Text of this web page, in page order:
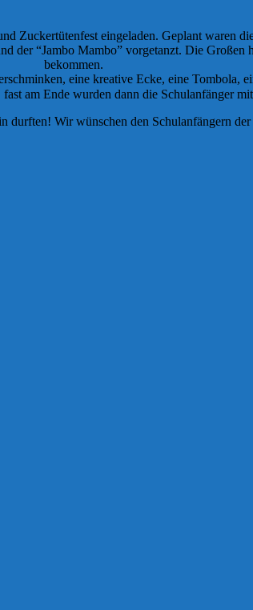
eingeladen. Geplant waren
“Jambo Mambo” vorgetanzt. Die Großen
bekommen.
eine kreative Ecke, eine Tombola,
am Ende wurden dann die Schulanfänger
durften! Wir wünschen den Schulanfängern